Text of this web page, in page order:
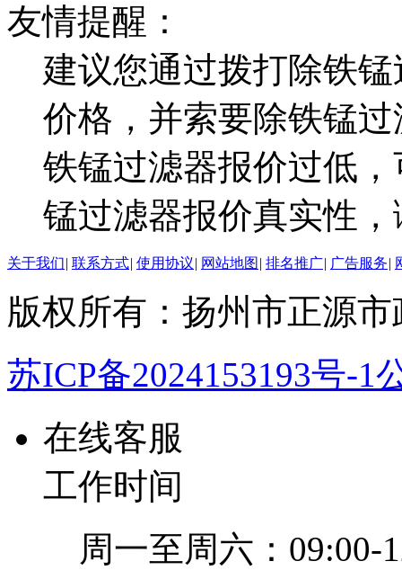
友情提醒：
建议您通过拨打除铁
价格，并索要除铁锰
铁锰过滤器报价过低
锰过滤器报价真实性
关于我们| 联系方式| 使用协议| 网站地图 | 排名推广| 广告服务|
版权所有：扬州市正源
苏ICP备2024153193号-1
在线客服
工作时间
周一至周六：09:00-